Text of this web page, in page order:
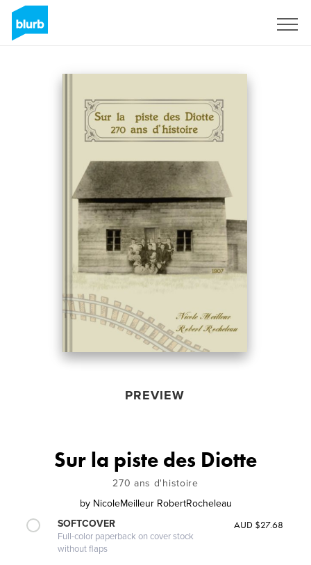
PREVIEW
Sur la piste des Diotte
270 ans d'histoire
by NicoleMeilleur RobertRocheleau
SOFTCOVER
Full-color paperback on cover stock
without flaps
AUD $27.68